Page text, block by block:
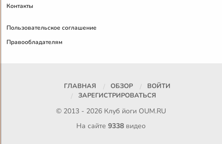
Контакты
Пользовательское соглашение
Правообладателям
ГЛАВНАЯ ОБЗОР
ВОЙТИ
ЗАРЕГИСТРИРОВАТЬСЯ
© 2013 - 2026 Клуб йоги OUM.RU
На сайте 9338видео